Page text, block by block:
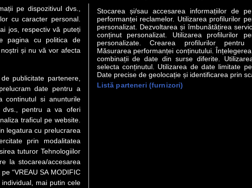
COVER STORY LIDERI ANALIZE HI-TECH MEET THE CEO
iarul Financiar
Despre Noi
Contact Redactie
Contact Marketing
Contact Vanzari
Abonamente print
Redactorii BM
Politica de confidentialitate
Termeni si conditii
About cookies
Servicii
purtătoare de drepturi de proprietate intelectuală, este aprobată de
pe dispozitivul dvs.,
cu caracter personal.
jos, respectiv vă puteți
pagina cu politica de
și nu vă vor afecta
publicitate partenere,
date pentru a
continutul si anunturile
dvs., pentru a va oferi
traficul pe website.
legatura cu prelucrarea
prin modalitatea
tuturor Tehnologiilor
la stocarea/accesarea
“VREAU SA MODIFIC
mai putin cele
Stocarea și/sau accesarea informațiilor de
performanței reclamelor. Utilizarea profilurilor
personalizat. Dezvoltarea și îmbunătățirea
conținut personalizat. Utilizarea profilurilor
personalizate. Crearea profilurilor pentru
Măsurarea performanței conținutului.
combinații de date din surse diferite.
selecta conținutul. Utilizarea de date limitate
Date precise de geolocație și identificarea prin
Listă parteneri (furnizori)